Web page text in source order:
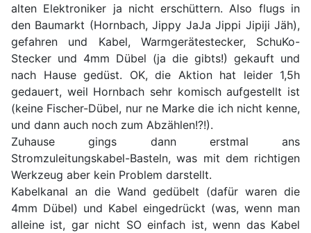
alten Elektroniker ja nicht erschüttern. Also flugs in
den Baumarkt (Hornbach, Jippy JaJa Jippi Jipiji Jäh),
gefahren und Kabel, Warmgerätestecker, SchuKo-
Stecker und 4mm Dübel (ja die gibts!) gekauft und
nach Hause gedüst. OK, die Aktion hat leider 1,5h
gedauert, weil Hornbach sehr komisch aufgestellt ist
(keine Fischer-Dübel, nur ne Marke die ich nicht kenne,
und dann auch noch zum Abzählen!?!).
Zuhause gings dann erstmal ans
Stromzuleitungskabel-Basteln, was mit dem richtigen
Werkzeug aber kein Problem darstellt.
Kabelkanal an die Wand gedübelt (dafür waren die
4mm Dübel) und Kabel eingedrückt (was, wenn man
alleine ist, gar nicht SO einfach ist, wenn das Kabel